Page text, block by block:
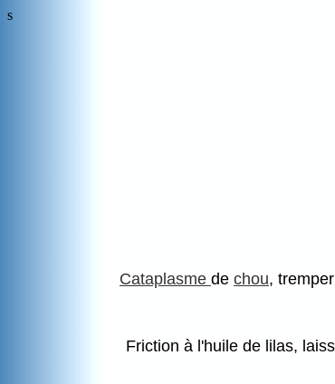
s
Cataplasme de chou,
Friction à l'huile de lilas,